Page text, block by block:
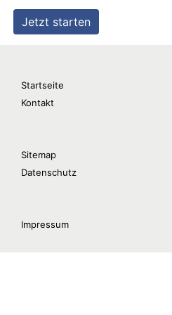
Startseite
Kontakt
Sitemap
Datenschutz
Impressum